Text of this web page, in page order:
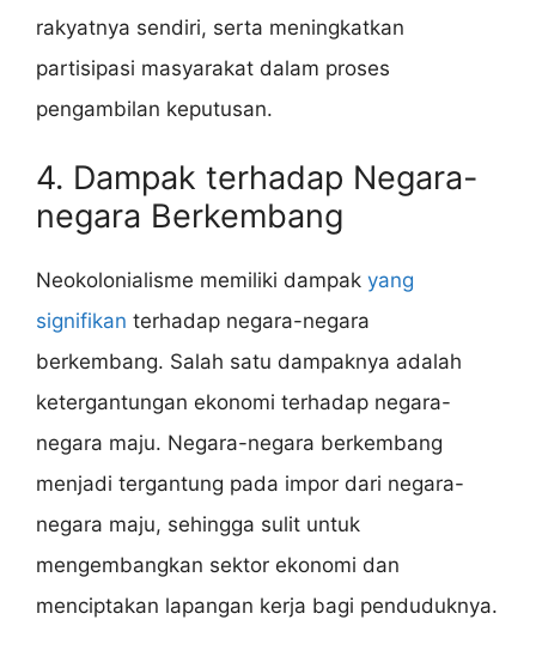
rakyatnya sendiri, serta meningkatkan
partisipasi masyarakat dalam proses
pengambilan keputusan.
4. Dampak terhadap Negara-
negara Berkembang
Neokolonialisme memiliki dampak yang
signifikan terhadap negara-negara
berkembang. Salah satu dampaknya adalah
ketergantungan ekonomi terhadap negara-
negara maju. Negara-negara berkembang
menjadi tergantung pada impor dari negara-
negara maju, sehingga sulit untuk
mengembangkan sektor ekonomi dan
menciptakan lapangan kerja bagi penduduknya.